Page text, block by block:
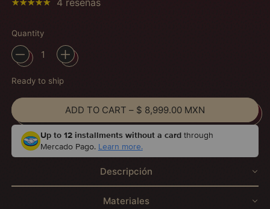
Quantity
Ready to ship
ADD TO CART – $ 8,999.00 MXN
Up to 12 installments without a cardthrough
Mercado Pago. Learn more.
Descripción
Materiales